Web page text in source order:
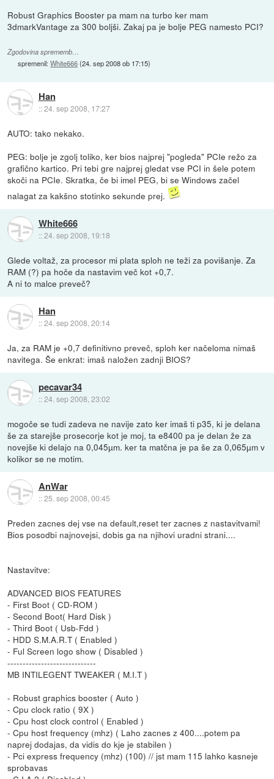
Robust Graphics Booster pa mam na turbo ker mam
3dmarkVantage za 300 boljši. Zakaj pa je bolje PEG namesto PCI?
Zgodovina sprememb…
spremenil:White666(24. sep 2008 ob 17:15)
Han
::24. sep 2008, 17:27
AUTO: tako nekako.
PEG: bolje je zgolj toliko, ker bios najprej "pogleda" PCIe režo za
grafično kartico. Pri tebi gre najprej gledat vse PCI in šele potem
skoči na PCIe. Skratka, če bi imel PEG, bi se Windows začel
nalagat za kakšno stotinko sekunde prej.
White666
::24. sep 2008, 19:18
Glede voltaž, za procesor mi plata sploh ne teži za povišanje. Za
RAM (?) pa hoče da nastavim več kot +0,7.
A ni to malce preveč?
Han
::24. sep 2008, 20:14
Ja, za RAM je +0,7 definitivno preveč, sploh ker načeloma nimaš
navitega. Še enkrat: imaš naložen zadnji BIOS?
pecavar34
::24. sep 2008, 23:02
mogoče se tudi zadeva ne navije zato ker imaš ti p35, ki je delana
še za starejše prosecorje kot je moj, ta e8400 pa je delan že za
novejše ki delajo na 0,045µm. ker ta matčna je pa še za 0,065µm v
kolikor se ne motim.
AnWar
::25. sep 2008, 00:45
Preden zacnes dej vse na default,reset ter zacnes z nastavitvami!
Bios posodbi najnovejsi, dobis ga na njihovi uradni strani....
Nastavitve:
ADVANCED BIOS FEATURES
- First Boot ( CD-ROM )
- Second Boot( Hard Disk )
- Third Boot ( Usb-Fdd )
- HDD S.M.A.R.T ( Enabled )
- Ful Screen logo show ( Disabled )
-----------------------------
MB INTILEGENT TWEAKER ( M.I.T )
- Robust graphics booster ( Auto )
- Cpu clock ratio ( 9X )
- Cpu host clock control ( Enabled )
- Cpu host frequency (mhz) ( Laho zacnes z 400....potem pa
naprej dodajas, da vidis do kje je stabilen )
- Pci express frequency (mhz) (100) // jst mam 115 lahko kasneje
sprobavas